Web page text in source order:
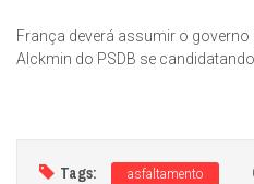
França deverá assumir o
Alckmin do PSDB se
Tags: asfaltamento